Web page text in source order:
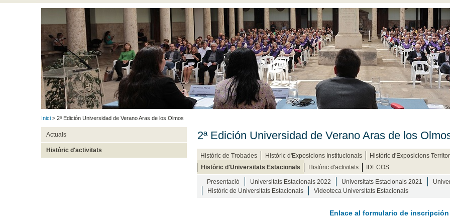
Inici > 2ª Edición Universidad de Verano Aras de los Olmos
Actuals
Històric d'activitats
2ª Edición Universidad de Verano Aras de los
Històric de Trobades Històric d'Exposicions Institucionals
Històric d'Exposicions
Històric d'Universitats Estacionals
Històric d'activitats IDECOS
Presentació Universitats Estacionals 2022 Universitats Estacionals 2021
Històric de Universitats Estacionals
Videoteca Universitats Estacionals
Enlace al formulario de